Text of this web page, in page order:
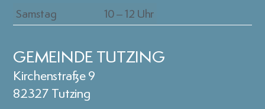
Samstag
10 – 12 Uhr
GEMEINDE TUTZING
Kirchenstraße 9
82327 Tutzing